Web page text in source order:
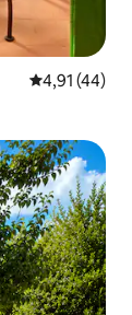
Évaluation
4,91 (44)